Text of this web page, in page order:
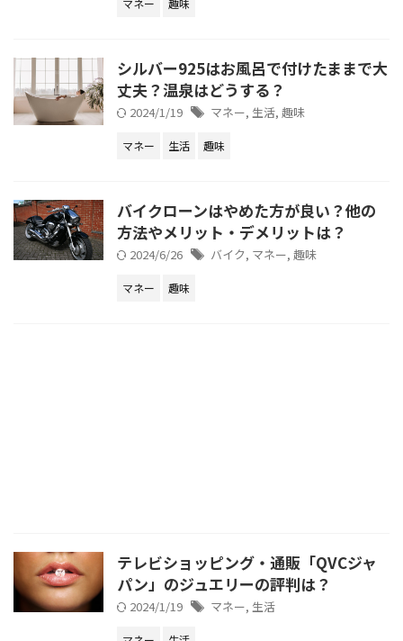
マネー 趣味
シルバー925はお風呂で付けたままで大
丈夫？温泉はどうする？
2024/1/19 マネー, 生活, 趣味
マネー 生活 趣味
バイクローンはやめた方が良い？他の
方法やメリット・デメリットは？
2024/6/26 バイク, マネー, 趣味
マネー 趣味
テレビショッピング・通販「QVCジャ
パン」のジュエリーの評判は？
2024/1/19 マネー, 生活